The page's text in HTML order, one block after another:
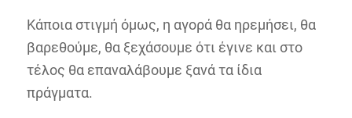
Κάποια στιγμή όμως, η αγορά θα ηρεμήσει, θα
βαρεθούμε, θα ξεχάσουμε ότι έγινε και στο
τέλος θα επαναλάβουμε ξανά τα ίδια
πράγματα.